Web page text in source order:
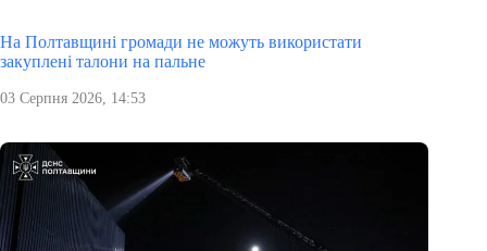
На Полтавщині громади не можуть використати
закуплені талони на пальне
03 Серпня 2026, 14:53